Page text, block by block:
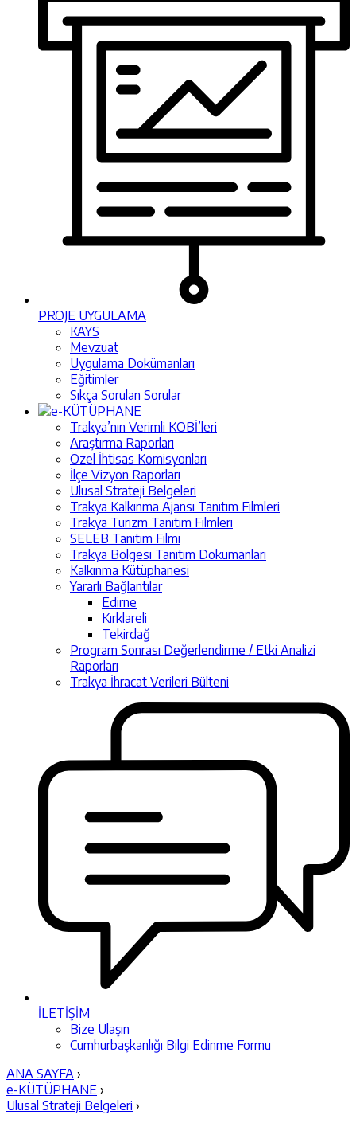
PROJE UYGULAMA
KAYS
Mevzuat
Uygulama Dokümanları
Eğitimler
Sıkça Sorulan Sorular
e-KÜTÜPHANE
Trakya’nın Verimli KOBİ’leri
Araştırma Raporları
Özel İhtisas Komisyonları
İlçe Vizyon Raporları
Ulusal Strateji Belgeleri
Trakya Kalkınma Ajansı Tanıtım Filmleri
Trakya Turizm Tanıtım Filmleri
SELEB Tanıtım Filmi
Trakya Bölgesi Tanıtım Dokümanları
Kalkınma Kütüphanesi
Yararlı Bağlantılar
Edirne
Kırklareli
Tekirdağ
Program Sonrası Değerlendirme / Etki Analizi
Raporları
Trakya İhracat Verileri Bülteni
İLETİŞİM
Bize Ulaşın
Cumhurbaşkanlığı Bilgi Edinme Formu
ANA SAYFA ›
e-KÜTÜPHANE ›
Ulusal Strateji Belgeleri ›